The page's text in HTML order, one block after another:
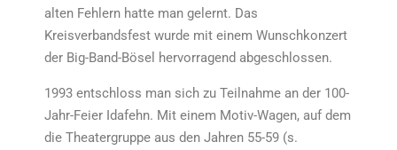
alten Fehlern hatte man gelernt. Das
Kreisverbandsfest wurde mit einem Wunschkonzert
der Big-Band-Bösel hervorragend abgeschlossen.
1993 entschloss man sich zu Teilnahme an der 100-
Jahr-Feier Idafehn. Mit einem Motiv-Wagen, auf dem
die Theatergruppe aus den Jahren 55-59 (s.